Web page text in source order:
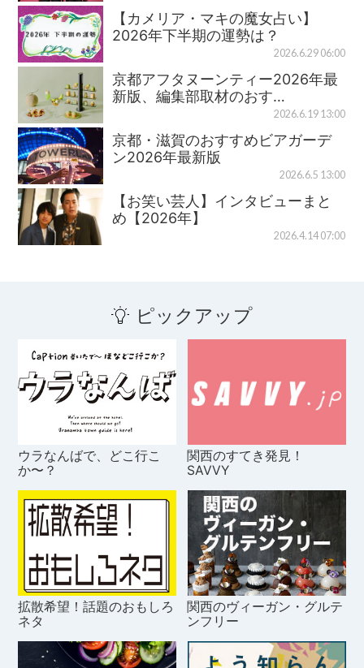
【カメリア・マキの魔女占い】
2026年下半期の運勢は？
2026.6.29 06:00
京都アフタヌーンティー2026年最
新版、編集部取材のおす…
2026.6.19 13:00
京都・滋賀のおすすめビアガーデ
ン2026年最新版
2026.6.5 13:00
【お笑い芸人】インタビューまと
め【2026年】
2026.4.14 07:00
ピックアップ
ウラなんばで、どこ行こ
か〜？
関西のすてき発見！
SAVVY
拡散希望！話題のおもしろ
ネタ
関西のヴィーガン・グルテ
ンフリー